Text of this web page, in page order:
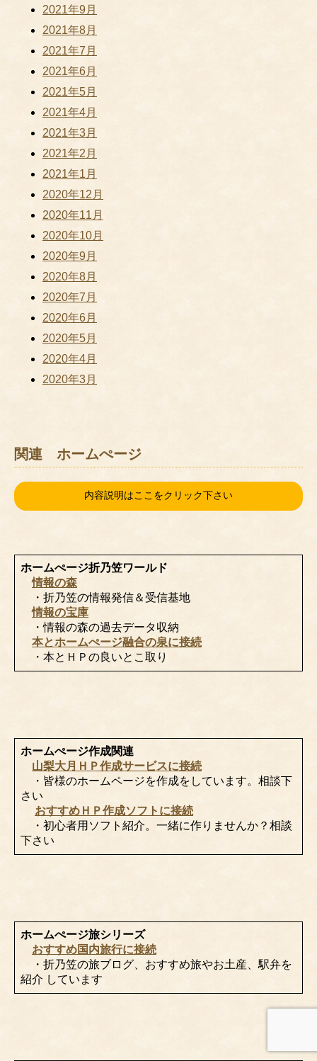
2021年9月
2021年8月
2021年7月
2021年6月
2021年5月
2021年4月
2021年3月
2021年2月
2021年1月
2020年12月
2020年11月
2020年10月
2020年9月
2020年8月
2020年7月
2020年6月
2020年5月
2020年4月
2020年3月
関連 ホームぺージ
内容説明はここをクリック下さい
ホームぺージ折乃笠ワールド
情報の森
・折乃笠の情報発信＆受信基地
情報の宝庫
・情報の森の過去データ収納
本とホームぺージ融合の泉に接続
・本とＨＰの良いとこ取り
ホームぺージ作成関連
山梨大月ＨＰ作成サービスに接続
・皆様のホームページを作成をしています。相談下
さい
おすすめＨＰ作成ソフトに接続
・初心者用ソフト紹介。一緒に作りませんか？相談
下さい
ホームぺージ旅シリーズ
おすすめ国内旅行に接続
・折乃笠の旅ブログ、おすすめ旅やお土産、駅弁を
紹介 しています